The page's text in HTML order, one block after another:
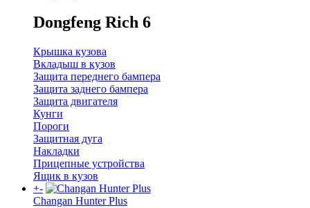
Dongfeng Rich 6
Крышка кузова
Вкладыш в кузов
Защита переднего бампера
Защита заднего бампера
Защита двигателя
Кунги
Пороги
Защитная дуга
Накладки
Прицепные устройства
Ящик в кузов
+-
Changan Hunter Plus